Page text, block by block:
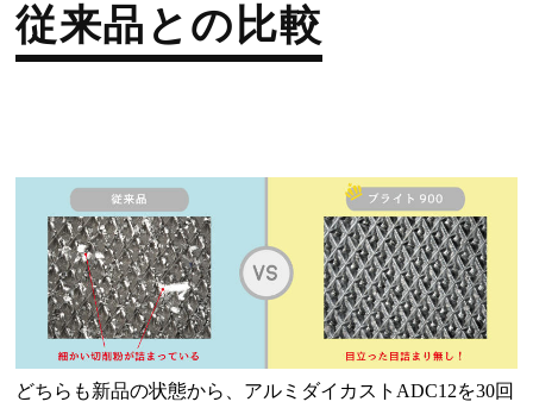
従来品との比較
どちらも新品の状態から、アルミダイカストADC12を30回